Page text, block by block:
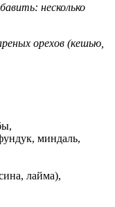
несколько
орехов (кешью,
миндаль,
лайма),